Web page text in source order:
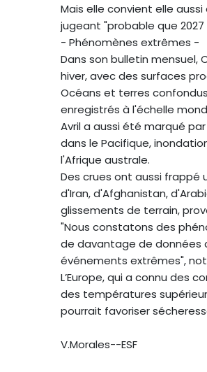
Mais elle convient elle
jugeant "probable que
- Phénomènes extrêmes -
Dans son bulletin
hiver, avec des surfaces
Océans et terres
enregistrés à l'échelle
Avril a aussi été marqué
dans le Pacifique,
l'Afrique australe.
Des crues ont aussi frappé
d'Iran, d'Afghanistan,
glissements de terrain,
"Nous constatons des
de davantage de données
événements extrêmes",
L’Europe, qui a connu des
des températures
pourrait favoriser
V.Morales--ESF